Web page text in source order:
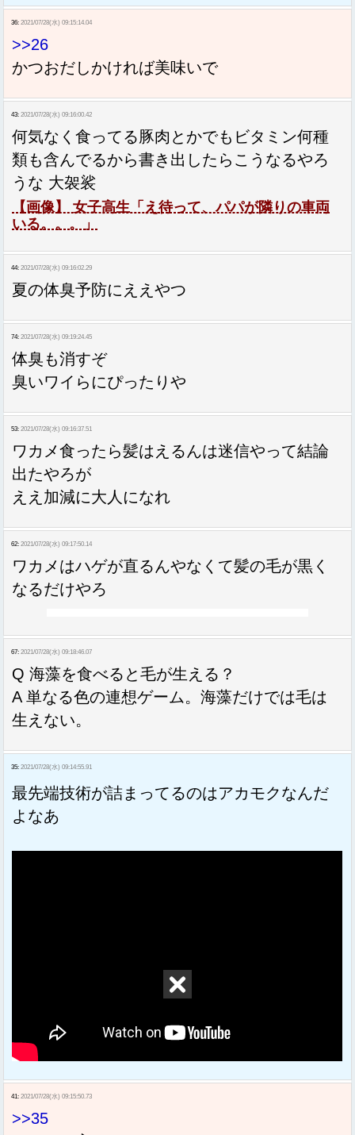
36: 2021/07/28(水) 09:15:14.04
>>26
かつおだしかければ美味いで
43: 2021/07/28(水) 09:16:00.42
何気なく食ってる豚肉とかでもビタミン何種
類も含んでるから書き出したらこうなるやろ
うな 大袈裟
【画像】 女子高生「え待って、パパが隣りの車両
いる。。。」
44: 2021/07/28(水) 09:16:02.29
夏の体臭予防にええやつ
74: 2021/07/28(水) 09:19:24.45
体臭も消すぞ
臭いワイらにぴったりや
53: 2021/07/28(水) 09:16:37.51
ワカメ食ったら髪はえるんは迷信やって結論
出たやろが
ええ加減に大人になれ
62: 2021/07/28(水) 09:17:50.14
ワカメはハゲが直るんやなくて髪の毛が黒く
なるだけやろ
67: 2021/07/28(水) 09:18:46.07
Q 海藻を食べると毛が生える？
A 単なる色の連想ゲーム。海藻だけでは毛は
生えない。
35: 2021/07/28(水) 09:14:55.91
最先端技術が詰まってるのはアカモクなんだ
よなあ
41: 2021/07/28(水) 09:15:50.73
>>35